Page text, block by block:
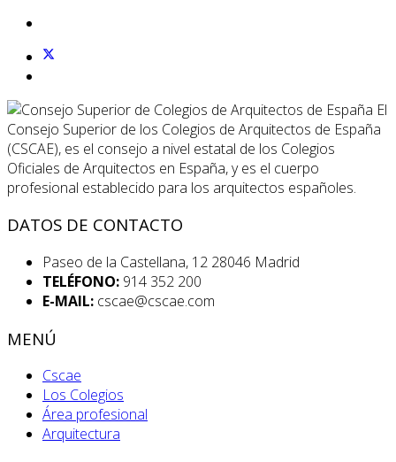
El
Consejo Superior de los Colegios de Arquitectos de España
(CSCAE), es el consejo a nivel estatal de los Colegios
Oficiales de Arquitectos en España, y es el cuerpo
profesional establecido para los arquitectos españoles.
DATOS DE CONTACTO
Paseo de la Castellana, 12 28046 Madrid
TELÉFONO: 914 352 200
E-MAIL: cscae@cscae.com
MENÚ
Cscae
Los Colegios
Área profesional
Arquitectura